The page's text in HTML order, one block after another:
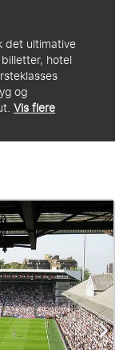
det ultimative
hotel
og
Vis flere